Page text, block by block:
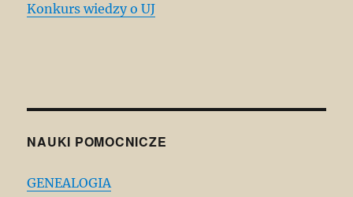
Konkurs wiedzy o UJ
NAUKI POMOCNICZE
GENEALOGIA